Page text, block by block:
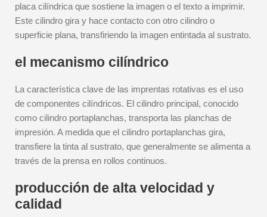
placa cilíndrica que sostiene la imagen o el texto a imprimir.
Este cilindro gira y hace contacto con otro cilindro o
superficie plana, transfiriendo la imagen entintada al sustrato.
el mecanismo cilíndrico
La característica clave de las imprentas rotativas es el uso
de componentes cilíndricos. El cilindro principal, conocido
como cilindro portaplanchas, transporta las planchas de
impresión. A medida que el cilindro portaplanchas gira,
transfiere la tinta al sustrato, que generalmente se alimenta a
través de la prensa en rollos continuos.
producción de alta velocidad y
calidad